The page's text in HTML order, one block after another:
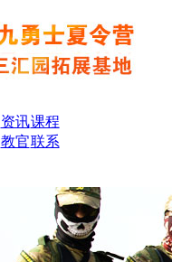
资讯课程
教官联系